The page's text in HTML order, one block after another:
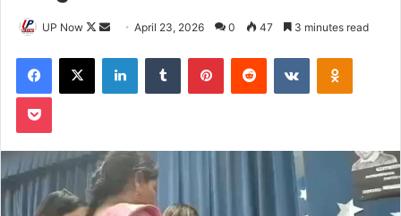
UP Now
Follow
Send
email
April 23, 2026 0 47 3 minutes read
Facebook
X LinkedInTumblr PinterestReddit VKontakte
Pocket